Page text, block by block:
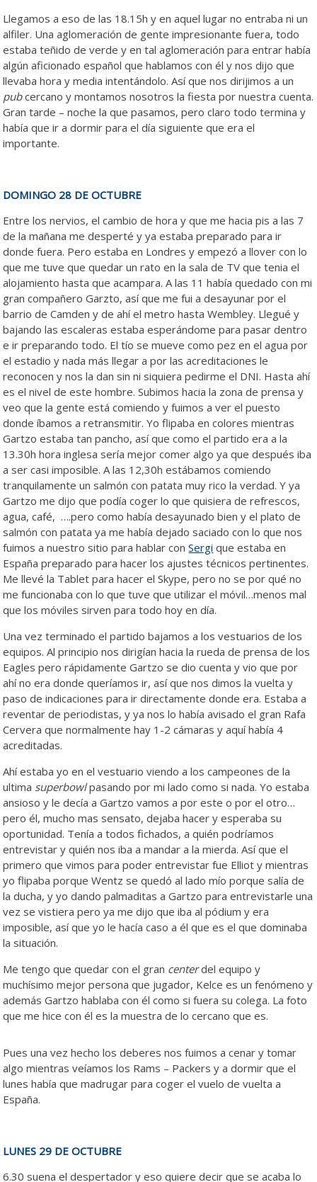
Llegamos a eso de las 18.15h y en aquel lugar no entraba ni un
alfiler. Una aglomeración de gente impresionante fuera, todo
estaba teñido de verde y en tal aglomeración para entrar había
algún aficionado español que hablamos con él y nos dijo que
llevaba hora y media intentándolo. Así que nos dirijimos a un
pubcercano y montamos nosotros la fiesta por nuestra cuenta.
Gran tarde – noche la que pasamos, pero claro todo termina y
había que ir a dormir para el día siguiente que era el
importante.
DOMINGO 28 DE OCTUBRE
Entre los nervios, el cambio de hora y que me hacia pis a las 7
de la mañana me desperté y ya estaba preparado para ir
donde fuera. Pero estaba en Londres y empezó a llover con lo
que me tuve que quedar un rato en la sala de TV que tenia el
alojamiento hasta que acampara. A las 11 había quedado con mi
gran compañero Garzto, así que me fui a desayunar por el
barrio de Camden y de ahí el metro hasta Wembley. Llegué y
bajando las escaleras estaba esperándome para pasar dentro
e ir preparando todo. El tío se mueve como pez en el agua por
el estadio y nada más llegar a por las acreditaciones le
reconocen y nos la dan sin ni siquiera pedirme el DNI. Hasta ahí
es el nivel de este hombre. Subimos hacia la zona de prensa y
veo que la gente está comiendo y fuimos a ver el puesto
donde íbamos a retransmitir. Yo flipaba en colores mientras
Gartzo estaba tan pancho, así que como el partido era a la
13.30h hora inglesa sería mejor comer algo ya que después iba
a ser casi imposible. A las 12,30h estábamos comiendo
tranquilamente un salmón con patata muy rico la verdad. Y ya
Gartzo me dijo que podía coger lo que quisiera de refrescos,
agua, café, ….pero como había desayunado bien y el plato de
salmón con patata ya me había dejado saciado con lo que nos
fuimos a nuestro sitio para hablar conSergi que estaba en
España preparado para hacer los ajustes técnicos pertinentes.
Me llevé la Tablet para hacer el Skype, pero no se por qué no
me funcionaba con lo que tuve que utilizar el móvil…menos mal
que los móviles sirven para todo hoy en día.
Una vez terminado el partido bajamos a los vestuarios de los
equipos. Al principio nos dirigían hacia la rueda de prensa de los
Eagles pero rápidamente Gartzo se dio cuenta y vio que por
ahí no era donde queríamos ir, así que nos dimos la vuelta y
paso de indicaciones para ir directamente donde era. Estaba a
reventar de periodistas, y ya nos lo había avisado el gran Rafa
Cervera que normalmente hay 1-2 cámaras y aquí había 4
acreditadas.
Ahí estaba yo en el vestuario viendo a los campeones de la
ultima superbowlpasando por mi lado como si nada. Yo estaba
ansioso y le decía a Gartzo vamos a por este o por el otro…
pero él, mucho mas sensato, dejaba hacer y esperaba su
oportunidad. Tenía a todos fichados, a quién podríamos
entrevistar y quién nos iba a mandar a la mierda. Así que el
primero que vimos para poder entrevistar fue Elliot y mientras
yo flipaba porque Wentz se quedó al lado mío porque salía de
la ducha, y yo dando palmaditas a Gartzo para entrevistarle una
vez se vistiera pero ya me dijo que iba al pódium y era
imposible, así que yo le hacía caso a él que es el que dominaba
la situación.
Me tengo que quedar con el gran centerdel equipo y
muchísimo mejor persona que jugador, Kelce es un fenómeno y
además Gartzo hablaba con él como si fuera su colega. La foto
que me hice con él es la muestra de lo cercano que es.
Pues una vez hecho los deberes nos fuimos a cenar y tomar
algo mientras veíamos los Rams – Packers y a dormir que el
lunes había que madrugar para coger el vuelo de vuelta a
España.
LUNES 29 DE OCTUBRE
6.30 suena el despertador y eso quiere decir que se acaba lo